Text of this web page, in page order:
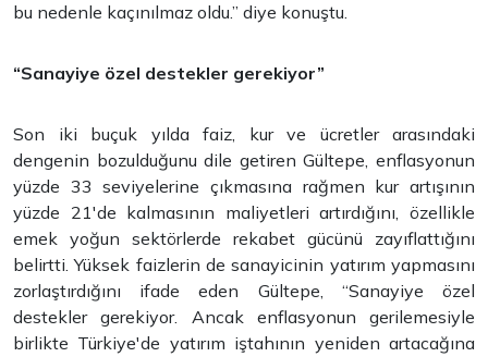
bu nedenle kaçınılmaz oldu.” diye konuştu.
“Sanayiye özel destekler gerekiyor”
Son iki buçuk yılda faiz, kur ve ücretler arasındaki
dengenin bozulduğunu dile getiren Gültepe, enflasyonun
yüzde 33 seviyelerine çıkmasına rağmen kur artışının
yüzde 21'de kalmasının maliyetleri artırdığını, özellikle
emek yoğun sektörlerde rekabet gücünü zayıflattığını
belirtti. Yüksek faizlerin de sanayicinin yatırım yapmasını
zorlaştırdığını ifade eden Gültepe, “Sanayiye özel
destekler gerekiyor. Ancak enflasyonun gerilemesiyle
birlikte Türkiye'de yatırım iştahının yeniden artacağına